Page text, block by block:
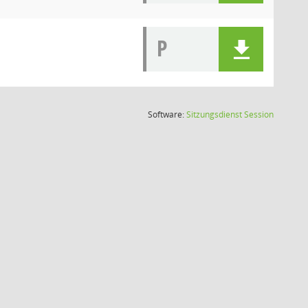
P
Software:SitzungsdienstSession(Wird in